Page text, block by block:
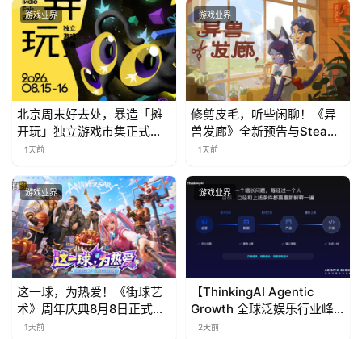
游戏业界
北京周末好去处，暴造「摊
开玩」独立游戏市集正式开
票！
1天前
游戏业界
修剪皮毛，听些闲聊！《异
兽发廊》全新预告与Steam
免费试玩公开
1天前
游戏业界
这一球，为热爱！《街球艺
术》周年庆典8月8日正式上
线，多重福利与全新内容同
1天前
游戏业界
【ThinkingAI Agentic
Growth 全球泛娱乐行业峰
会】Agent 时代，人到底负
2天前